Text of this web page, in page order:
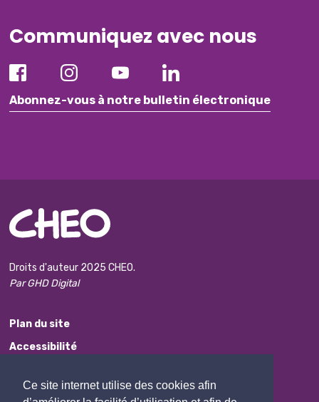
Ce site internet utilise des cookies afin
Communiquez avec nous
Abonnez-vous à notre bulletin électronique
Droits d'auteur 2025 CHEO.
Par GHD Digital
Plan du site
Accessibilité
Protection des renseignements personnels